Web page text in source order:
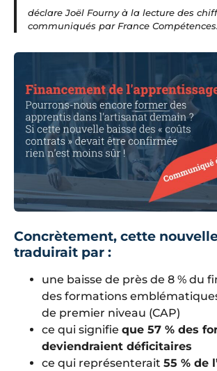
déclare Joël Fourny à la lecture des
communiqués par France Compétences.
Concrètement, cette
traduirait par :
une baisse de près de 8 % du
des formations
de premier niveau (CAP)
ce qui signifie que 57 % des
deviendraient déficitaires
ce qui représenterait 55 % de